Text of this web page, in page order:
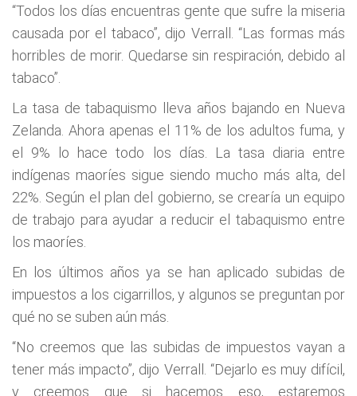
“Todos los días encuentras gente que sufre la miseria
causada por el tabaco”, dijo Verrall. “Las formas más
horribles de morir. Quedarse sin respiración, debido al
tabaco”.
La tasa de tabaquismo lleva años bajando en Nueva
Zelanda. Ahora apenas el 11% de los adultos fuma, y
el 9% lo hace todo los días. La tasa diaria entre
indígenas maoríes sigue siendo mucho más alta, del
22%. Según el plan del gobierno, se crearía un equipo
de trabajo para ayudar a reducir el tabaquismo entre
los maoríes.
En los últimos años ya se han aplicado subidas de
impuestos a los cigarrillos, y algunos se preguntan por
qué no se suben aún más.
“No creemos que las subidas de impuestos vayan a
tener más impacto”, dijo Verrall. “Dejarlo es muy difícil,
y creemos que si hacemos eso, estaremos